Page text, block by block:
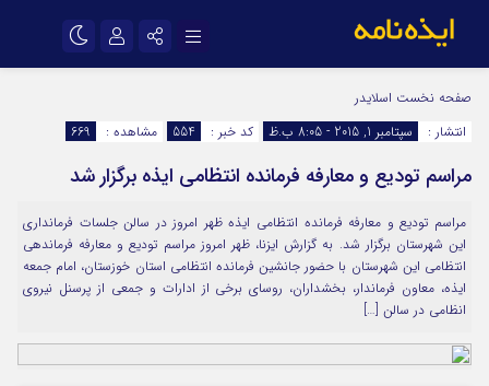
اینستاگرام
سروش
ایتا
آپارات
اپلیکیشن رمز عبور
مرا به خاطر بسپار
صفحه نخست اسلایدر
انتشار :
سپتامبر 1, 2015 - 8:05 ب.ظ کد خبر : 554 مشاهده : 669
مراسم تودیع و معارفه فرمانده انتظامی ایذه برگزار شد
مراسم تودیع و معارفه فرمانده انتظامی ایذه ظهر امروز در سالن جلسات فرمانداری
این شهرستان برگزار شد. به گزارش ایزنا، ظهر امروز مراسم تودیع و معارفه فرماندهی
انتظامی این شهرستان با حضور جانشین فرمانده انتظامی استان خوزستان، امام جمعه
ایذه، معاون فرماندار، بخشداران، روسای برخی از ادارات و جمعی از پرسنل نیروی
انظامی در سالن […]